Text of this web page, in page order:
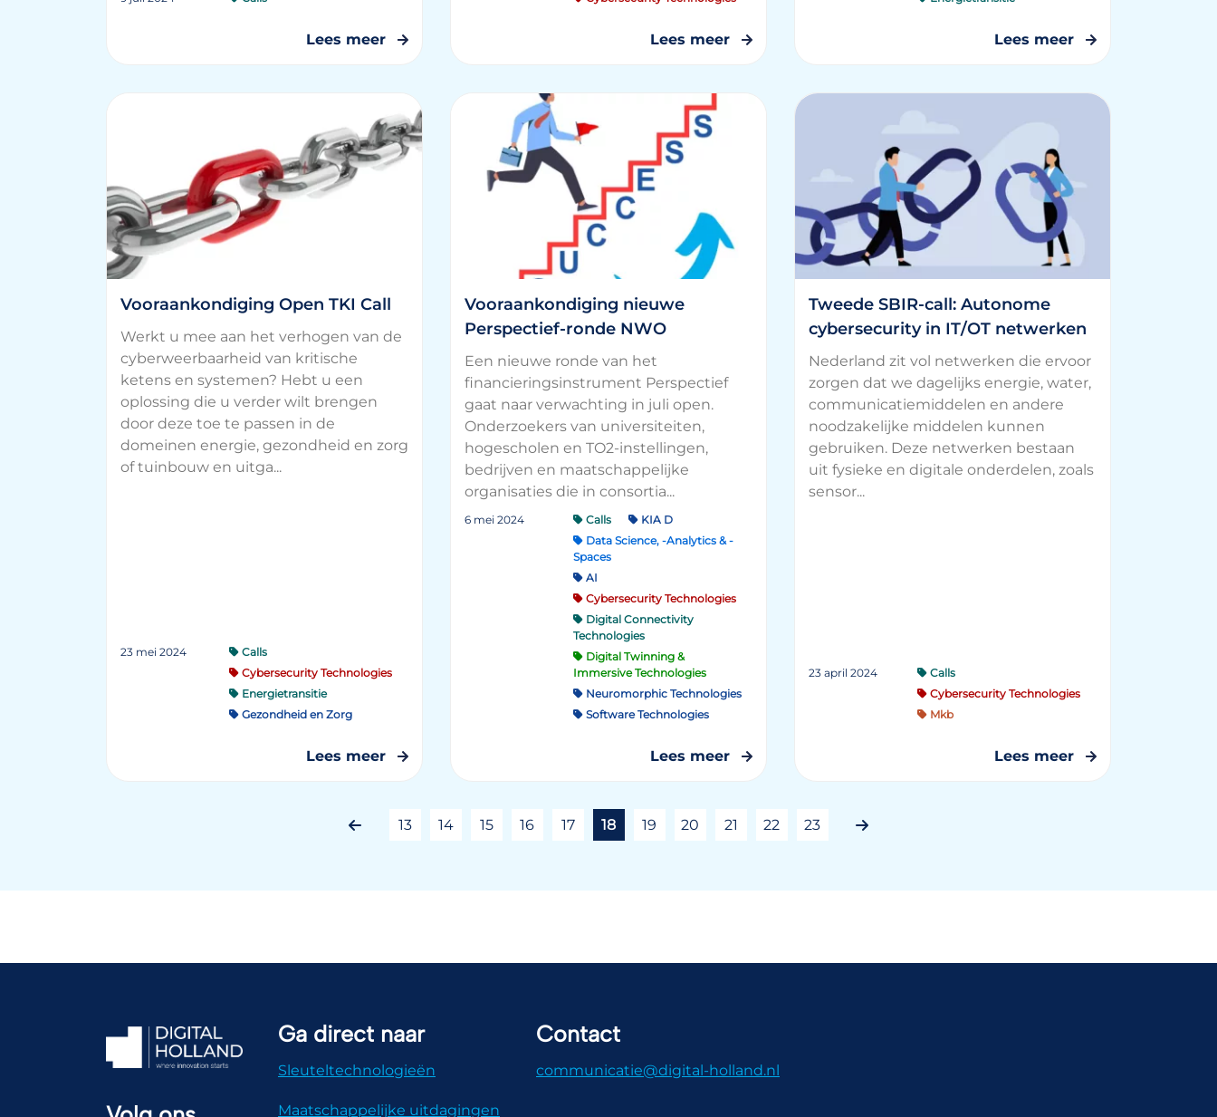
Lees meer Lees meer Lees meer
Vooraankondiging Open TKI Call
Werkt u mee aan het verhogen van de
cyberweerbaarheid van kritische
ketens en systemen? Hebt u een
oplossing die u verder wilt brengen
door deze toe te passen in de
domeinen energie, gezondheid en zorg
of tuinbouw en uitga...
23 mei 2024
Calls
Cybersecurity Technologies
Energietransitie
Gezondheid en Zorg
Lees meer
Vooraankondiging nieuwe
Perspectief-ronde NWO
Een nieuwe ronde van het
financieringsinstrument Perspectief
gaat naar verwachting in juli open.
Onderzoekers van universiteiten,
hogescholen en TO2-instellingen,
bedrijven en maatschappelijke
organisaties die in consortia...
6 mei 2024 Calls
KIA D
Data Science, -Analytics & -
Spaces
AI
Cybersecurity Technologies
Digital Connectivity
Technologies
Digital Twinning &
Immersive Technologies
Neuromorphic Technologies
Software Technologies
Lees meer
Tweede SBIR-call: Autonome
cybersecurity in IT/OT netwerken
Nederland zit vol netwerken die ervoor
zorgen dat we dagelijks energie, water,
communicatiemiddelen en andere
noodzakelijke middelen kunnen
gebruiken. Deze netwerken bestaan
uit fysieke en digitale onderdelen, zoals
sensor...
23 april 2024
Calls
Cybersecurity Technologies
Mkb
Lees meer
13 14 15 16 17 18 19 20 21 22 23
Ga direct naar
Sleuteltechnologieën
Maatschappelijke uitdagingen
Contact
communicatie@digital-holland.nl